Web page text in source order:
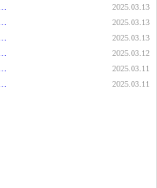
2025.03.13
2025.03.13
2025.03.13
2025.03.12
2025.03.11
2025.03.11